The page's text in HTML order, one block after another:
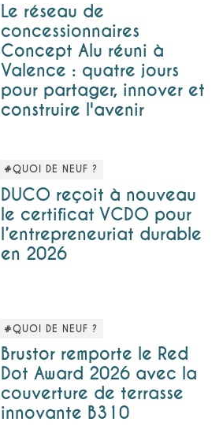
Le réseau de
concessionnaires
Concept Alu réuni à
Valence : quatre jours
pour partager, innover et
construire l'avenir
#QUOI DE NEUF ?
DUCO reçoit à nouveau
le certificat VCDO pour
l’entrepreneuriat durable
en 2026
#QUOI DE NEUF ?
Brustor remporte le Red
Dot Award 2026 avec la
couverture de terrasse
innovante B310